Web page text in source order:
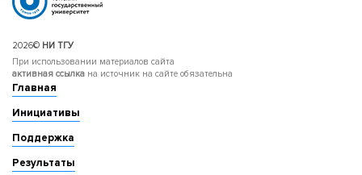
2026© НИ ТГУ
При использовании материалов сайта
активная ссылка на источник на сайте обязательна
Главная
Инициативы
Поддержка
Результаты